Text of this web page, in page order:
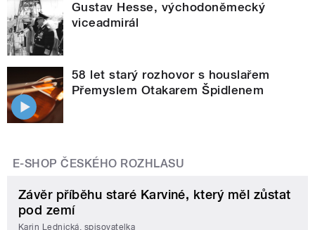
Gustav Hesse, východoněmecký
viceadmirál
58 let starý rozhovor s houslařem
Přemyslem Otakarem Špidlenem
E-SHOP ČESKÉHO ROZHLASU
Závěr příběhu staré Karviné, který měl zůstat
pod zemí
Karin Lednická, spisovatelka